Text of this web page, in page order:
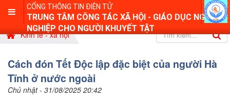
CỔNG THÔNG TIN ĐIỆN TỬ
TRUNG TÂM CÔNG TÁC XÃ HỘI - GIÁO DỤC NGHỀ
NGHIỆP CHO NGƯỜI KHUYẾT TẬT
Kinh tế - xã hội
Cách đón Tết Độc lập đặc biệt của người Hà
Tĩnh ở nước ngoài
Chủ nhật - 31/08/2025 20:42